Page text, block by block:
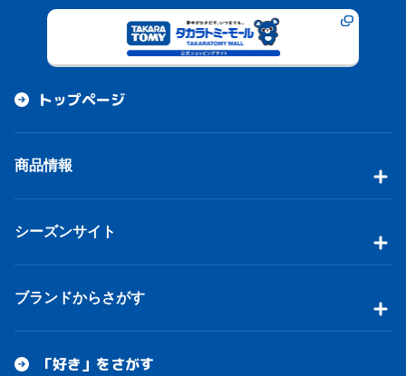
トップページ
商品情報
シーズンサイト
ブランドからさがす
「好き」をさがす